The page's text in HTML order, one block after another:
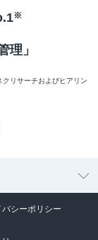
※
理」
リサーチおよびヒアリン
バシーポリシー